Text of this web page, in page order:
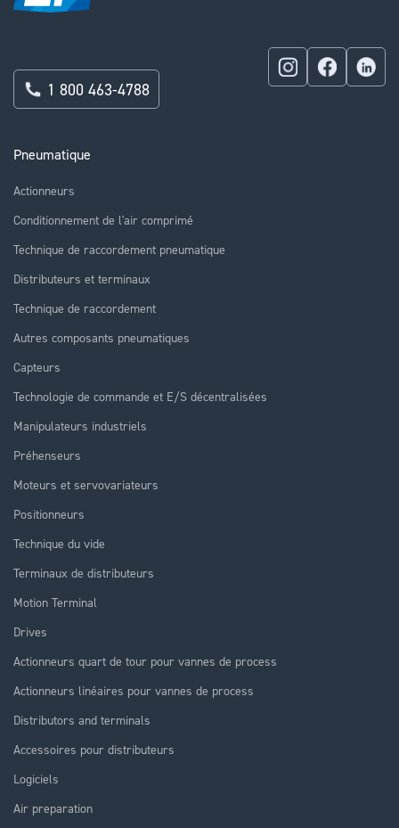
Pneumatique
Actionneurs
Conditionnement de l'air comprimé
Technique de raccordement pneumatique
Distributeurs et terminaux
Technique de raccordement
Autres composants pneumatiques
Capteurs
Technologie de commande et E/S décentralisées
Manipulateurs industriels
Préhenseurs
Moteurs et servovariateurs
Positionneurs
Technique du vide
Terminaux de distributeurs
Motion Terminal
Drives
Actionneurs quart de tour pour vannes de process
Actionneurs linéaires pour vannes de process
Distributors and terminals
Accessoires pour distributeurs
Logiciels
Air preparation
1 800 463-4788